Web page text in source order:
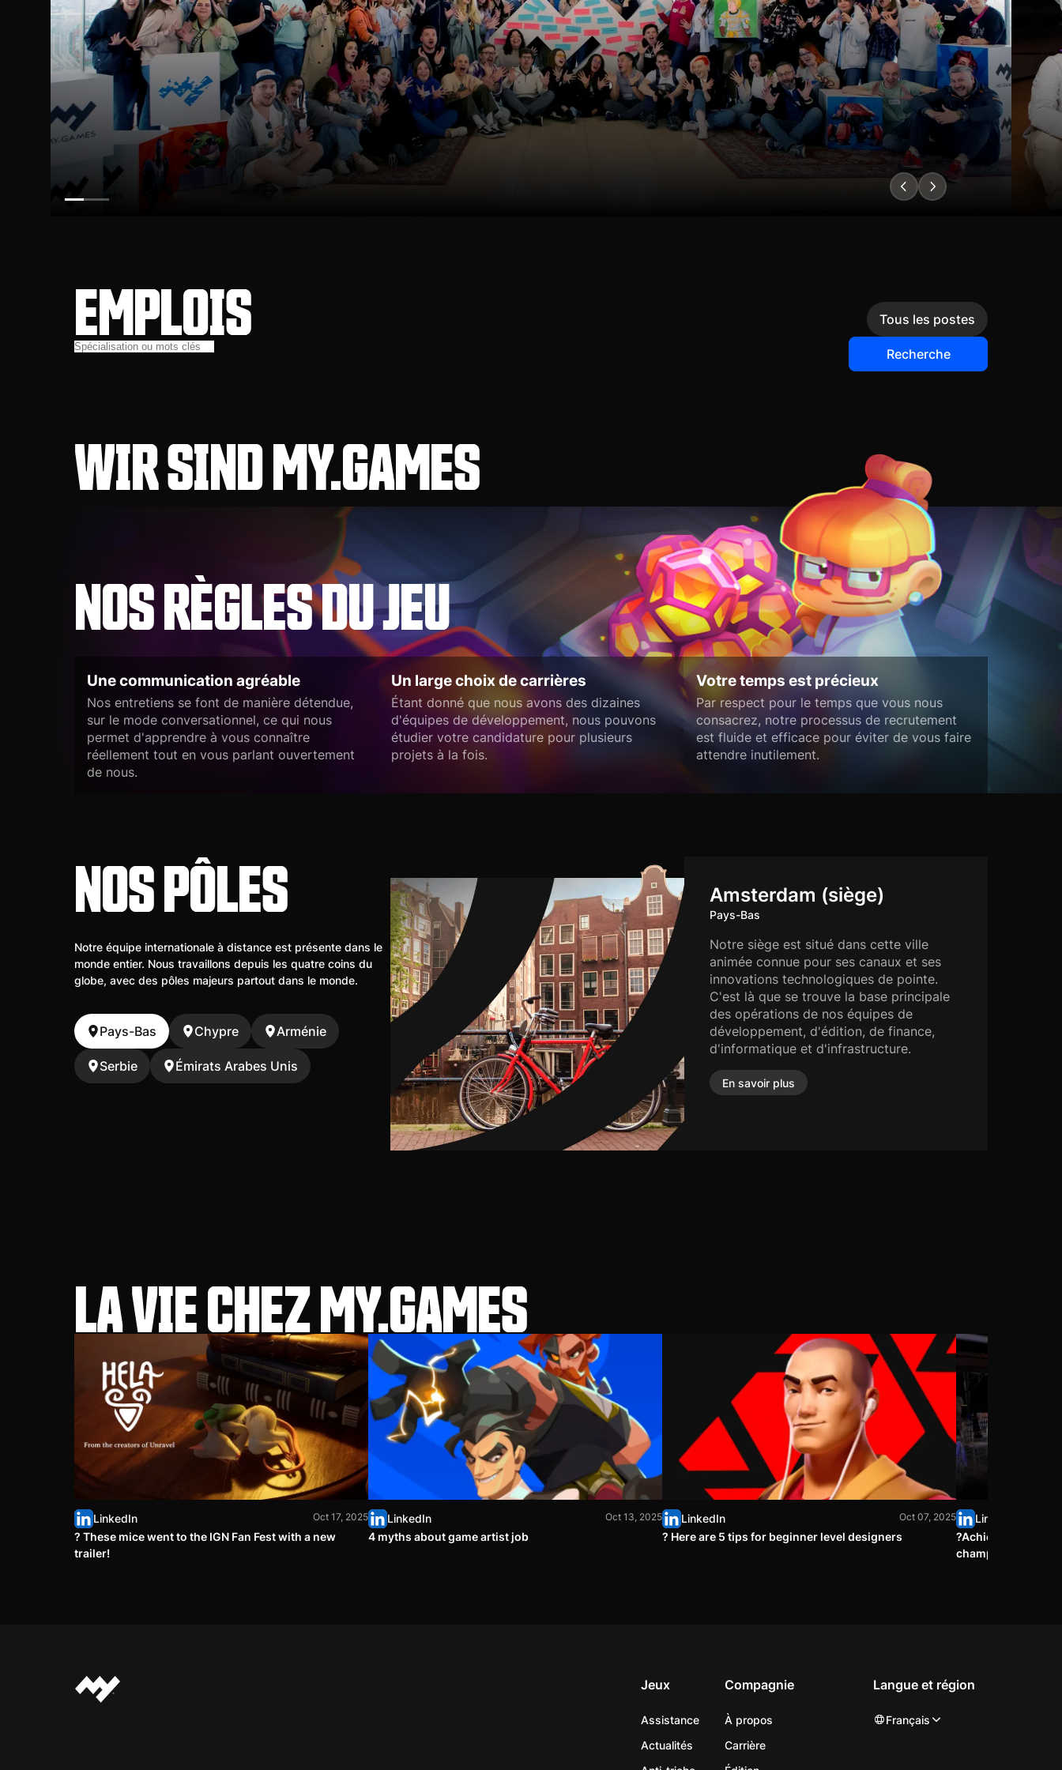
EMPLOIS
Tous les postes
Recherche
WIR SIND MY.GAMES
NOS RÈGLES DU JEU
Une communication agréable
Nos entretiens se font de manière détendue,
sur le mode conversationnel, ce qui nous
permet d'apprendre à vous connaître
réellement tout en vous parlant ouvertement
de nous.
Un large choix de carrières
Étant donné que nous avons des dizaines
d'équipes de développement, nous pouvons
étudier votre candidature pour plusieurs
projets à la fois.
Votre temps est précieux
Par respect pour le temps que vous nous
consacrez, notre processus de recrutement
est fluide et efficace pour éviter de vous faire
attendre inutilement.
NOS PÔLES
Notre équipe internationale à distance est présente dans le
monde entier. Nous travaillons depuis les quatre coins du
globe, avec des pôles majeurs partout dans le monde.
Pays-Bas Chypre
Arménie
Serbie
Émirats Arabes Unis
Amsterdam (siège)
Pays-Bas
Notre siège est situé dans cette ville
animée connue pour ses canaux et ses
innovations technologiques de pointe.
C'est là que se trouve la base principale
des opérations de nos équipes de
développement, d'édition, de finance,
d'informatique et d'infrastructure.
En savoir plus
LA VIE CHEZ MY.GAMES
LinkedIn Oct 17, 2025
? These mice went to the IGN Fan Fest with a new
trailer!
LinkedIn Oct 13, 2025
4 myths about game artist job
LinkedIn Oct 07, 2025
? Here are 5 tips for beginner level designers
LinkedIn
?Achievement
champion at
Jeux
Assistance
Actualités
Compagnie
À propos
Carrière
Langue et région
Français